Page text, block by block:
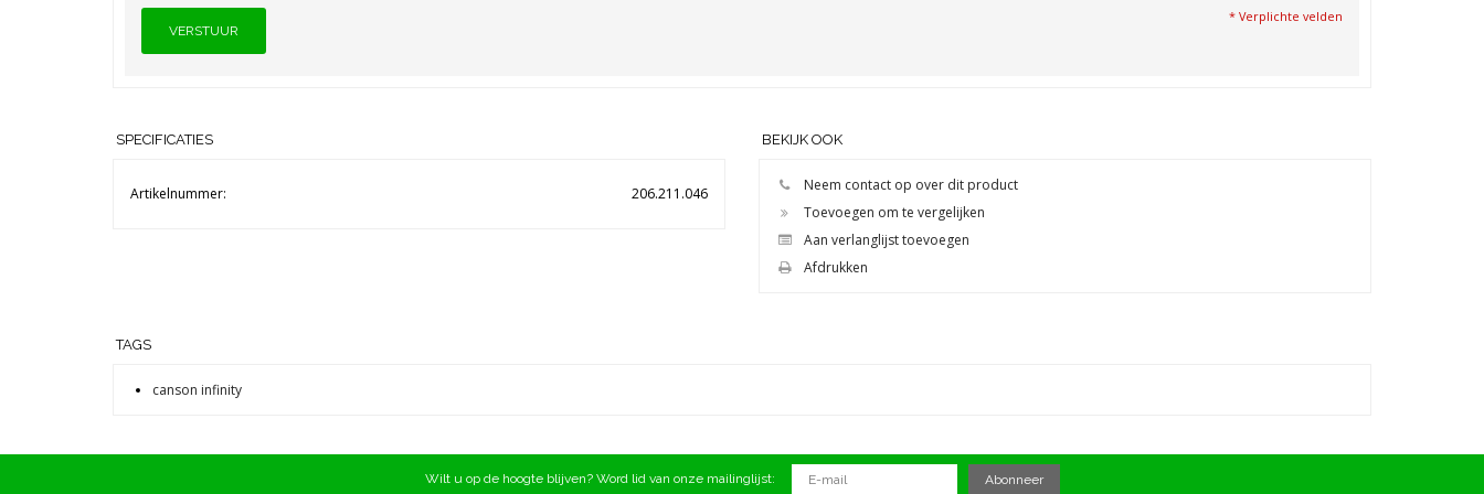
* Verplichte velden
VERSTUUR
SPECIFICATIES
Artikelnummer: 206.211.046
BEKIJK OOK
Neem contact op over dit product
Toevoegen om te vergelijken
Aan verlanglijst toevoegen
Afdrukken
TAGS
canson infinity
Wilt u op de hoogte blijven? Word lid van onze mailinglijst: